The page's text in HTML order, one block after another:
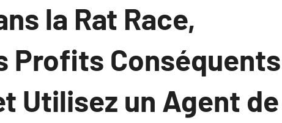
la Rat Race,
Profits Conséquents
Utilisez un Agent de